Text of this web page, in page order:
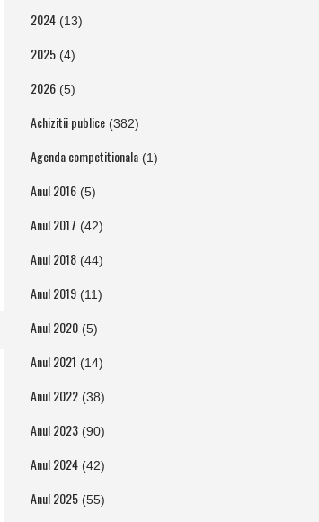
2024(13)
2025(4)
2026(5)
Achizitii publice(382)
Agenda competitionala(1)
Anul 2016(5)
Anul 2017 (42)
Anul 2018(44)
Anul 2019(11)
Anul 2020(5)
Anul 2021 (14)
Anul 2022(38)
Anul 2023(90)
Anul 2024(42)
Anul 2025(55)